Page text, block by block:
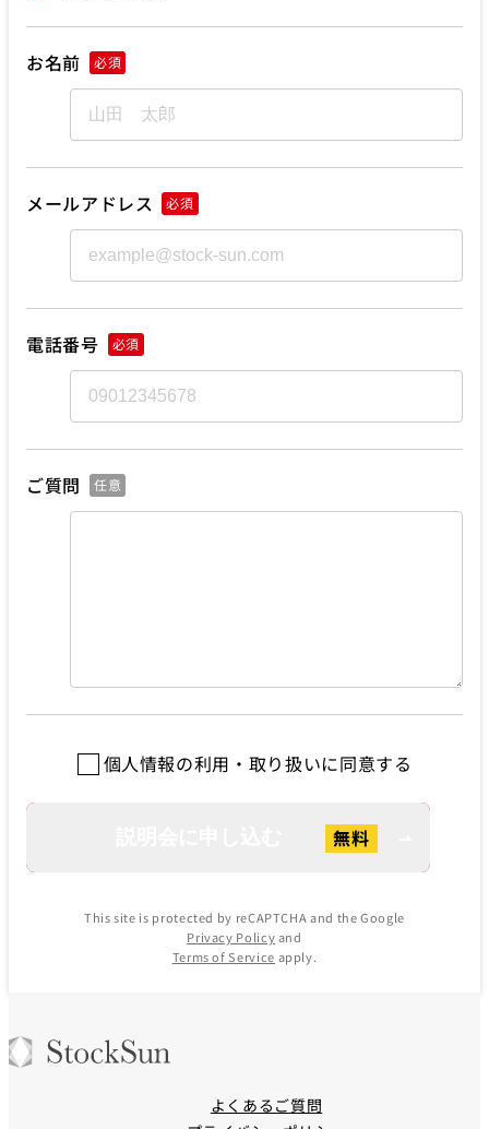
お名前 必須
メールアドレス 必須
電話番号 必須
ご質問 任意
個人情報の利用・取り扱いに同意する
This site is protected by reCAPTCHA and the Google
Privacy Policyand
Terms of Service apply.
よくあるご質問